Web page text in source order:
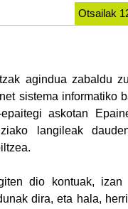
Otsailak
agindua zabaldu
sistema informatiko
askotan
langileak
dio kontuak,
dira, eta hala,